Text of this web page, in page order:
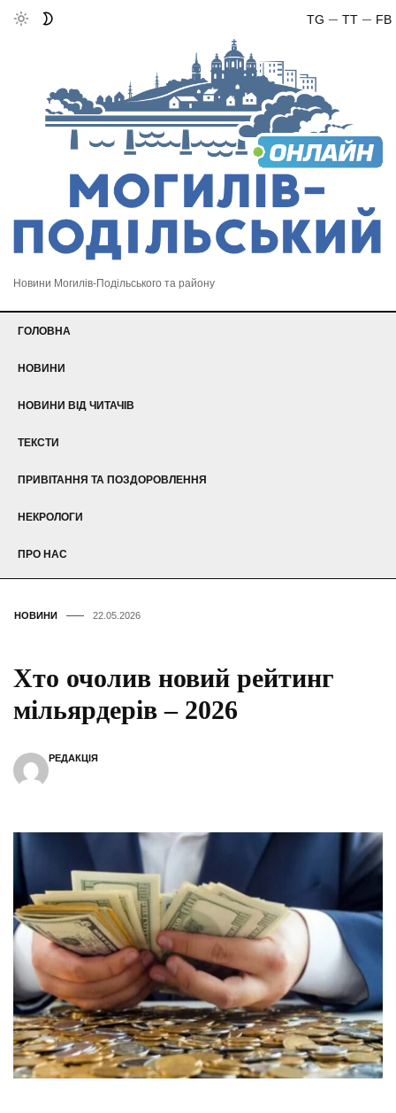
FB
TT
TG
Новини Могилів-Подільського та району
ГОЛОВНА
НОВИНИ
НОВИНИ ВІД ЧИТАЧІВ
ТЕКСТИ
ПРИВІТАННЯ ТА ПОЗДОРОВЛЕННЯ
НЕКРОЛОГИ
ПРО НАС
НОВИНИ 22.05.2026
Хто очолив новий рейтинг
мільярдерів – 2026
РЕДАКЦІЯ